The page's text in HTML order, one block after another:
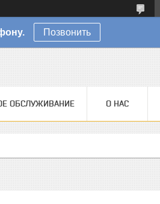
Позвонить
ОБСЛУЖИВАНИЕ О НАС